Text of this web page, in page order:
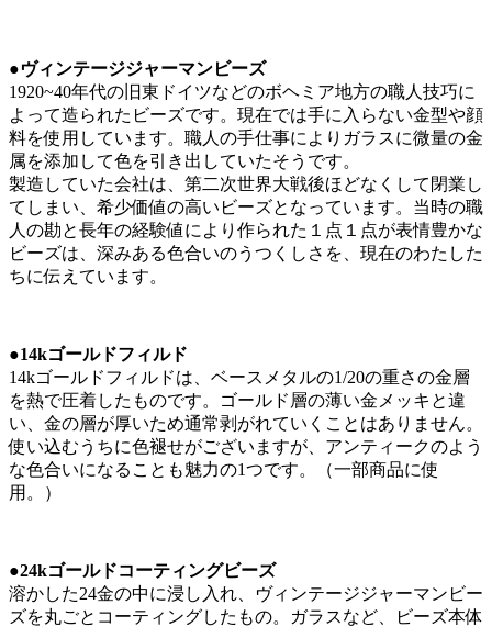
●ヴィンテージジャーマンビーズ
1920~40年代の旧東ドイツなどのボヘミア地方の職人技巧に
よって造られたビーズです。現在では手に入らない金型や顔
料を使用しています。職人の手仕事によりガラスに微量の金
属を添加して色を引き出していたそうです。
製造していた会社は、第二次世界大戦後ほどなくして閉業し
てしまい、希少価値の高いビーズとなっています。当時の職
人の勘と長年の経験値により作られた１点１点が表情豊かな
ビーズは、深みある色合いのうつくしさを、現在のわたした
ちに伝えています。
●14kゴールドフィルド
14kゴールドフィルドは、ベースメタルの1/20の重さの金層
を熱で圧着したものです。ゴールド層の薄い金メッキと違
い、金の層が厚いため通常剥がれていくことはありません。
使い込むうちに色褪せがございますが、アンティークのよう
な色合いになることも魅力の1つです。（一部商品に使
用。）
●24kゴールドコーティングビーズ
溶かした24金の中に浸し入れ、ヴィンテージジャーマンビー
ズを丸ごとコーティングしたもの。ガラスなど、ビーズ本体